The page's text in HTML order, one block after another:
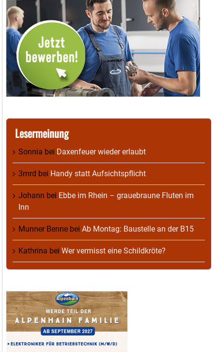
Lesermeinung
Sonnia bei Daxenfeuer wieder erlaubt
3mrd bei Handy statt Aufsichtspflicht
Johann bei Ebbe im Rhein – grauebraune Fluten im
Inn
Munner Benne bei Ab Montag: Baustelle an der B15
Kathrina bei Wer vermisst eine Schildkröte?